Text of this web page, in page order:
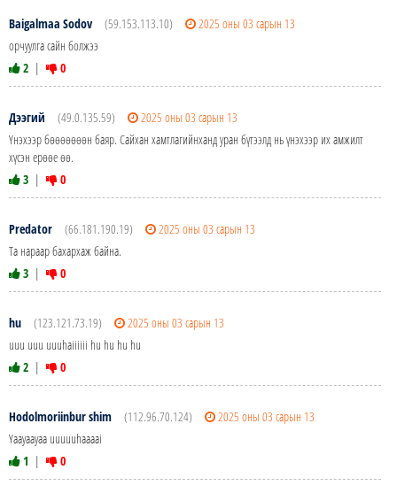
Baigalmaa Sodov (59.153.113.10)
2025 оны 03 сарын 13
орчуулга сайн болжээ
2 | 0
Дээгий (49.0.135.59)
2025 оны 03 сарын 13
Үнэхээр бөөөөөөөн баяр. Сайхан хамтлагийнханд уран бүтээлд нь үнэхээр их амжилт
хүсэн ерөөе өө.
3 | 0
Predator (66.181.190.19)
2025 оны 03 сарын 13
Та нараар бахархаж байна.
3 | 0
hu (123.121.73.19)
2025 оны 03 сарын 13
uuu uuu uuuhaiiiiii hu hu hu hu
2 | 0
Hodolmoriinbur shim (112.96.70.124)
2025 оны 03 сарын 13
Yaayaayaa uuuuuhaaaai
1 | 0